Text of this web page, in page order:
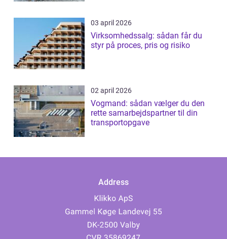
03 april 2026
Virksomhedssalg: sådan får du
styr på proces, pris og risiko
02 april 2026
Vogmand: sådan vælger du den
rette samarbejdspartner til din
transportopgave
Address